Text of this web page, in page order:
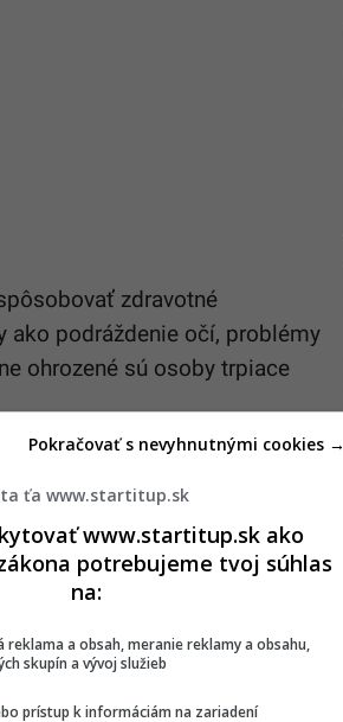
zdravotné
podráždenie očí, problémy
ohrozené sú osoby trpiace
starí ľudia, osoby s
a astmatici, veľmi malé deti a
odporúčanie zostať v interiéri,
koncentrácie PM10
ťa www.startitup.sk
www.startitup.sk ako
potrebujeme tvoj súhlas
na:
reklama a obsah, meranie reklamy a obsahu,
skupín a vývoj služieb
prístup k informáciám na zariadení
Pokračovať s nevyhnutnými cookies →